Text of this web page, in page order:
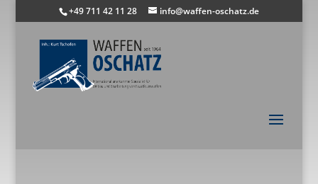
+49 711 42 11 28 info@waffen-oschatz.de